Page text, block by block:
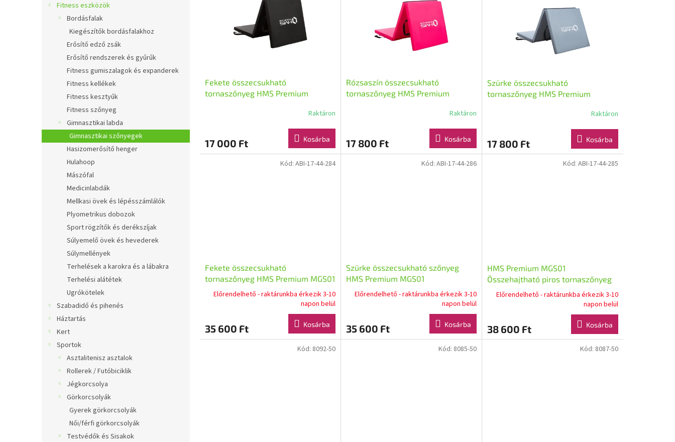
Fitness eszközök
Bordásfalak
Kiegészítők bordásfalakhoz
Erősítő edző zsák
Erősítő rendszerek és gyűrűk
Fitness gumiszalagok és expanderek
Fitness kellékek
Fitness kesztyűk
Fitness szőnyeg
Gimnasztikai labda
Gimnasztikai szőnyegek
Hasizomerősítő henger
Hulahoop
Mászófal
Medicinlabdák
Mellkasi övek és lépésszámlálók
Plyometrikus dobozok
Sport rögzítők és derékszíjak
Súlyemelő övek és hevederek
Súlymellények
Terhelések a karokra és a lábakra
Terhelési alátétek
Ugrókötelek
Szabadidő és pihenés
Háztartás
Kert
Sportok
Asztalitenisz asztalok
Rollerek / Futóbiciklik
Jégkorcsolya
Görkorcsolyák
Gyerek görkorcsolyák
Női/férfi görkorcsolyák
Testvédők és Sisakok
Fekete összecsukható
tornaszőnyeg HMS Premium
Raktáron
17 000 Ft Kosárba
Rózsaszín összecsukható
tornaszőnyeg HMS Premium
Raktáron
17 800 Ft Kosárba
Szürke összecsukható
tornaszőnyeg HMS Premium
Raktáron
17 800 Ft Kosárba
Fekete összecsukható
tornaszőnyeg HMS Premium MGS01
Előrendelhető - raktárunkba érkezik 3-10
napon belül
35 600 Ft Kosárba
Kód: ABI-17-44-284
Szürke összecsukható szőnyeg
HMS Premium MGS01
Előrendelhető - raktárunkba érkezik 3-10
napon belül
35 600 Ft Kosárba
Kód: ABI-17-44-286
HMS Premium MGS01
Összehajtható piros tornaszőnyeg
Előrendelhető - raktárunkba érkezik 3-10
napon belül
38 600 Ft Kosárba
Kód: ABI-17-44-285
Kód: 8092-50 Kód: 8085-50 Kód: 8087-50